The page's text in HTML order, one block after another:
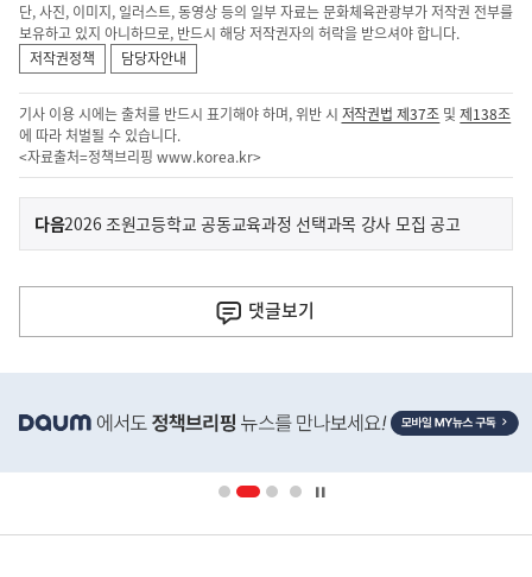
단, 사진, 이미지, 일러스트, 동영상 등의 일부 자료는 문화체육관광부가 저작권 전부를
보유하고 있지 아니하므로, 반드시 해당 저작권자의 허락을 받으셔야 합니다.
저작권정책
담당자안내
기사 이용 시에는 출처를 반드시 표기해야 하며, 위반 시 저작권법 제37조 및제138조
에 따라 처벌될 수 있습니다.
<자료출처=정책브리핑 www.korea.kr>
이
전
다
음
기
다음기
사
2026 조원고등학교 공동교육과정 선택과목 강사 모집 공고
댓글보기
단
영